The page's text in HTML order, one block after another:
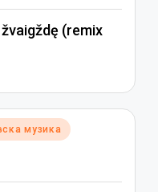
(remix
музика